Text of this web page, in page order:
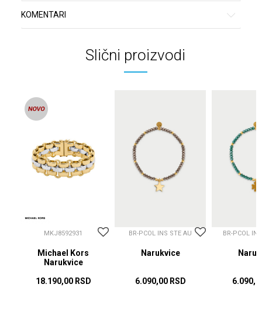
KOMENTARI
Slični proizvodi
MKJ8592931
Michael Kors
Narukvice
18.190,00 RSD
BR-PCOL INS STE AU
Narukvice
6.090,00 RSD
BR-PCOL